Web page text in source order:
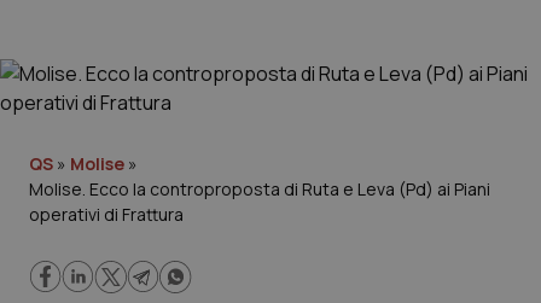
Governo e Parlamento
Regioni e Asl
QS » Molise »
Molise. Ecco la controproposta di Ruta e Leva (Pd) ai Piani
operativi di Frattura